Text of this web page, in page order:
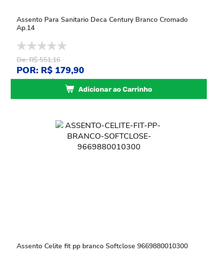
Assento Para Sanitario Deca Century Branco Cromado
Ap.14
De: R$ 551,16
POR: R$ 179,90
ou3xdeR$ 59,96sem juros
Adicionar ao Carrinho
Assento Celite fit pp branco Softclose 9669880010300